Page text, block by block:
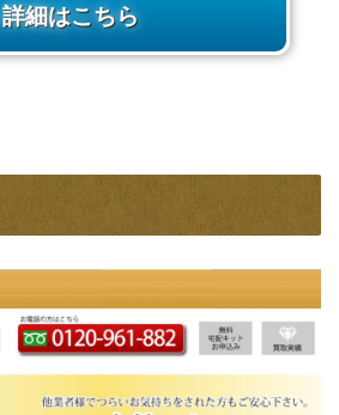
詳細はこちら